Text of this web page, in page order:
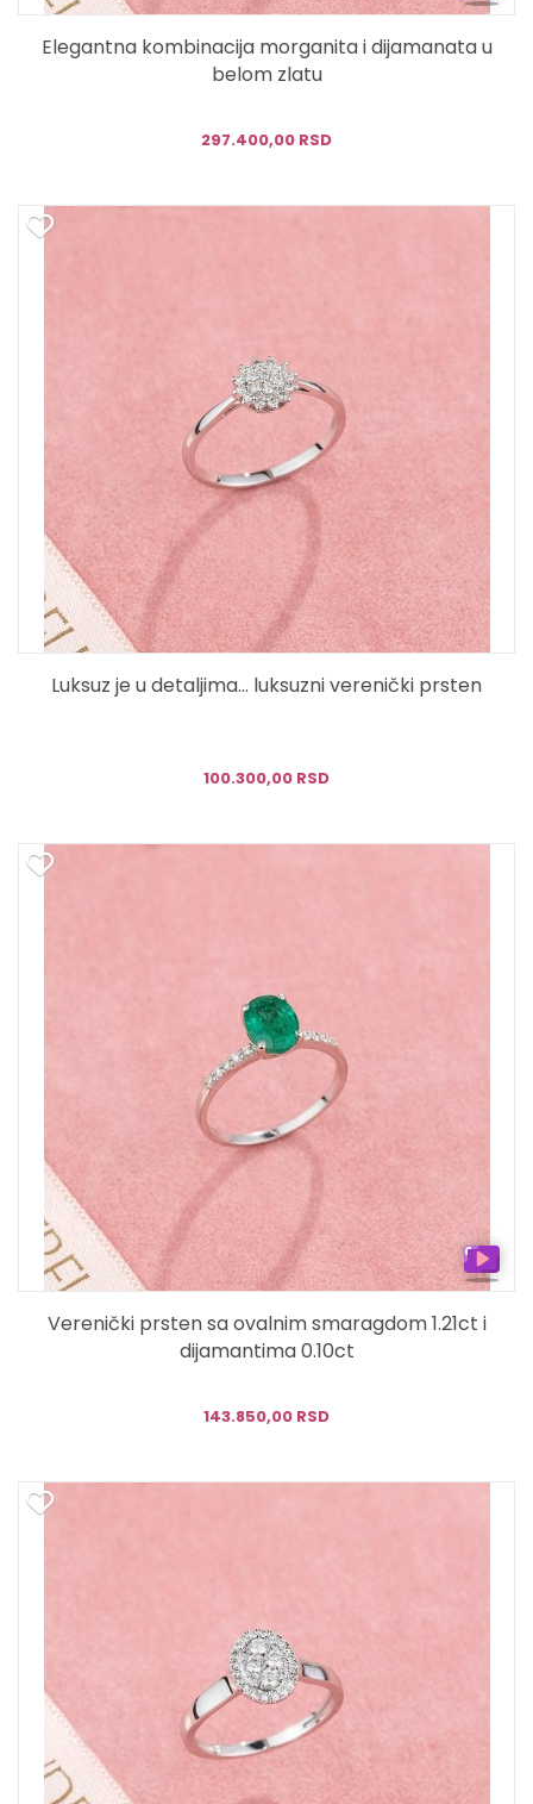
Elegantna kombinacija morganita i dijamanata u
belom zlatu
297.400,00 RSD
Luksuz je u detaljima... luksuzni verenički prsten
100.300,00 RSD
Verenički prsten sa ovalnim smaragdom 1.21ct i
dijamantima 0.10ct
143.850,00 RSD